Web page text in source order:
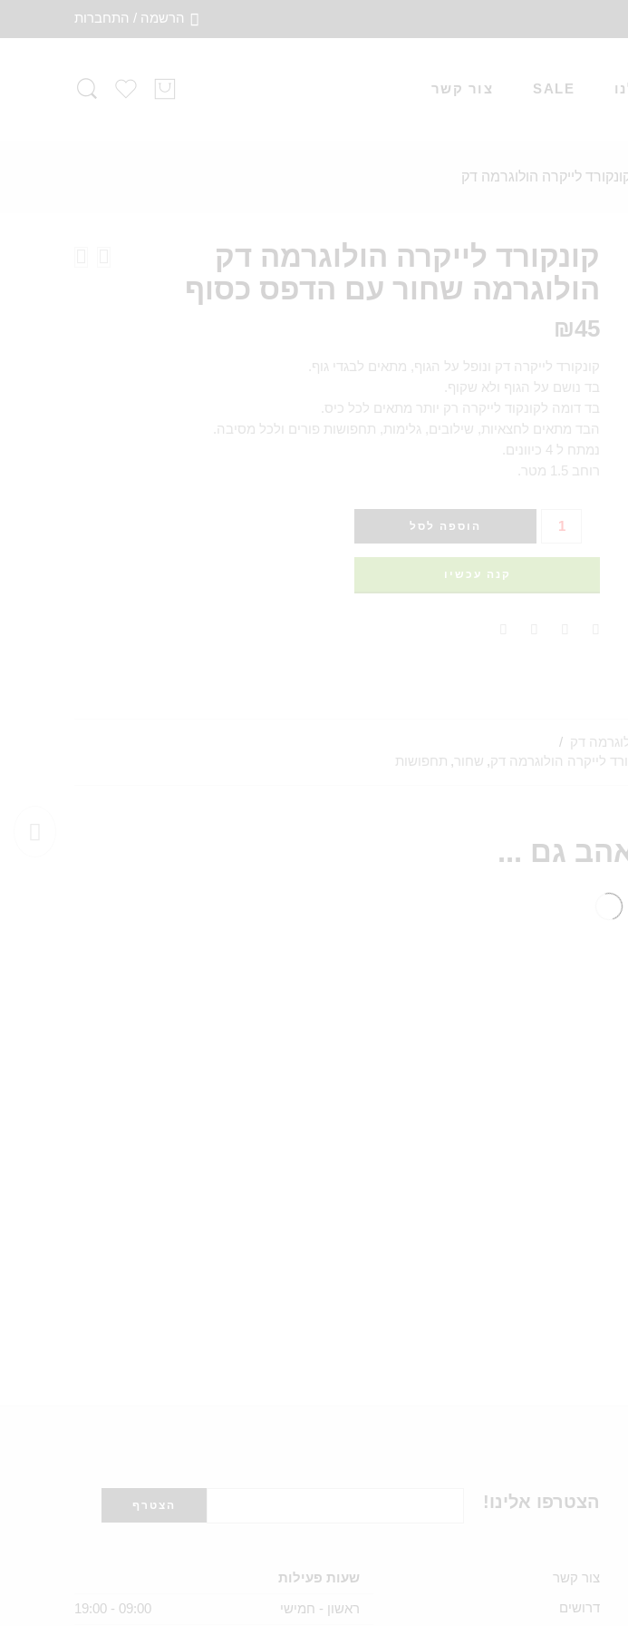
הרשמה / התחברות
SALE צור קשר
לייקרה הולוגרמה דק
קונקורד לייקרה הולוגרמה דק
הולוגרמה שחור עם הדפס כסוף
₪45
קונקורד לייקרה דק ונופל על הגוף, מתאים לבגדי גוף.
בד נושם על הגוף ולא שקוף.
בד דומה לקונקוד לייקרה רק יותר מתאים לכל כיס.
הבד מתאים לחצאיות, שילובים, גלימות, תחפושות פורים ולכל מסיבה.
נמתח ל 4 כיוונים.
רוחב 1.5 מטר.
הוספה לסל
קנה עכשיו
דק
לייקרה הולוגרמה דק, שחור, תחפושות
גם ...
הצטרפו אלינו!
צור קשר
דרושים
שעות פעילות
ראשון - חמישי 09:00 - 19:00